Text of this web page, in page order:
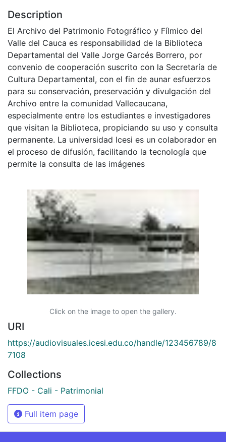
Description
El Archivo del Patrimonio Fotográfico y Fílmico del
Valle del Cauca es responsabilidad de la Biblioteca
Departamental del Valle Jorge Garcés Borrero, por
convenio de cooperación suscrito con la Secretaría de
Cultura Departamental, con el fin de aunar esfuerzos
para su conservación, preservación y divulgación del
Archivo entre la comunidad Vallecaucana,
especialmente entre los estudiantes e investigadores
que visitan la Biblioteca, propiciando su uso y consulta
permanente. La universidad Icesi es un colaborador en
el proceso de difusión, facilitando la tecnología que
permite la consulta de las imágenes
Click on the image to open the gallery.
URI
https://audiovisuales.icesi.edu.co/handle/123456789/8
7108
Collections
FFDO - Cali - Patrimonial
Full item page